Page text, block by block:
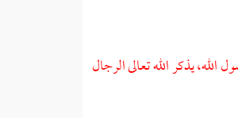
يذكر الله تعالى الرجال